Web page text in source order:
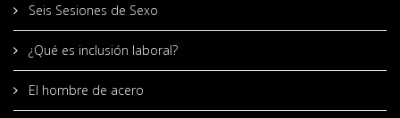
Seis Sesiones de Sexo
¿Qué es inclusión laboral?
El hombre de acero